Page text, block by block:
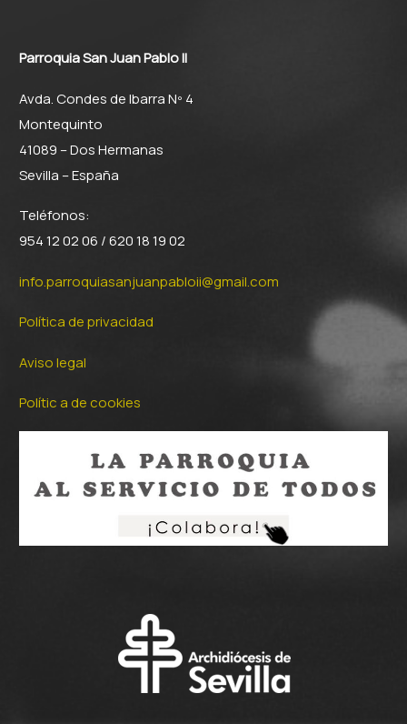
Parroquia San Juan Pablo II
Avda. Condes de Ibarra Nº 4
Montequinto
41089 – Dos Hermanas
Sevilla – España
Teléfonos:
954 12 02 06 / 620 18 19 02
info.parroquiasanjuanpabloii@gmail.com
Política de privacidad
Aviso legal
Polític a de cookies